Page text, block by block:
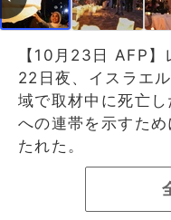
【10月23日 AFP
22日夜、イスラエ
域で取材中に死亡
への連帯を示すた
たれた。